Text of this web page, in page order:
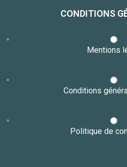
CONDITIONS
Mentions
Conditions
Politique de